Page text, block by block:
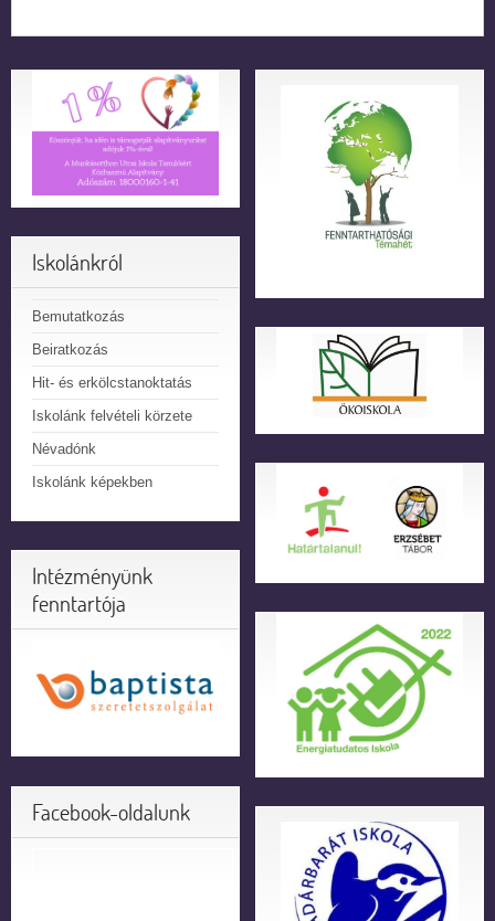
Iskolánkról
Bemutatkozás
Beiratkozás
Hit- és erkölcstanoktatás
Iskolánk felvételi körzete
Névadónk
Iskolánk képekben
Intézményünk
fenntartója
Facebook-oldalunk